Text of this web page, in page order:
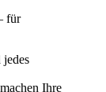
für
Ihre